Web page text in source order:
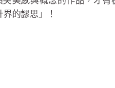
的謬思」！